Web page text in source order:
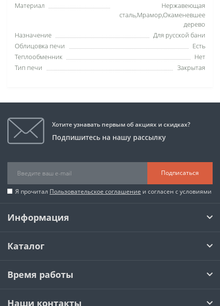
Материал
Нержавеющая
сталь,Мрамор,Окаменевшее
дерево
Назначение
Для русской бани
Облицовка печи
Есть
Теплообменник
Нет
Тип печи
Закрытая
Хотите узнавать первым об акциях и скидках?
Подпишитесь на нашу рассылку
Подписаться
Я прочитал Пользовательское соглашение и согласен с условиями
Информация
Каталог
Время работы
Наши контакты